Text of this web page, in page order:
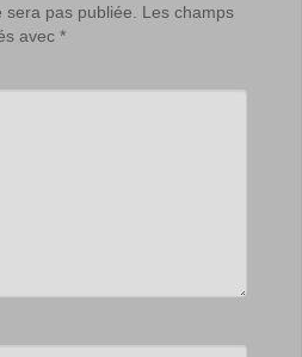
pas publiée.
Les champs
avec *